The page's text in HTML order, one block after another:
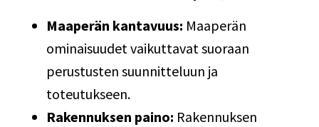
Maaperän kantavuus: Maaperän
ominaisuudet vaikuttavat suoraan
perustusten suunnitteluun ja
toteutukseen.
Rakennuksen paino: Rakennuksen